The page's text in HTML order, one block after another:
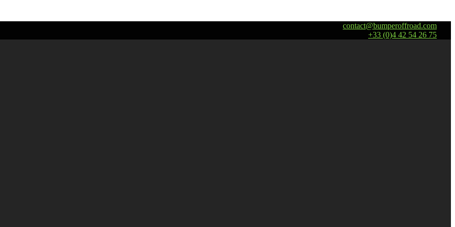
contact@bumperoffroad.com
+33 (0)4 42 54 26 75